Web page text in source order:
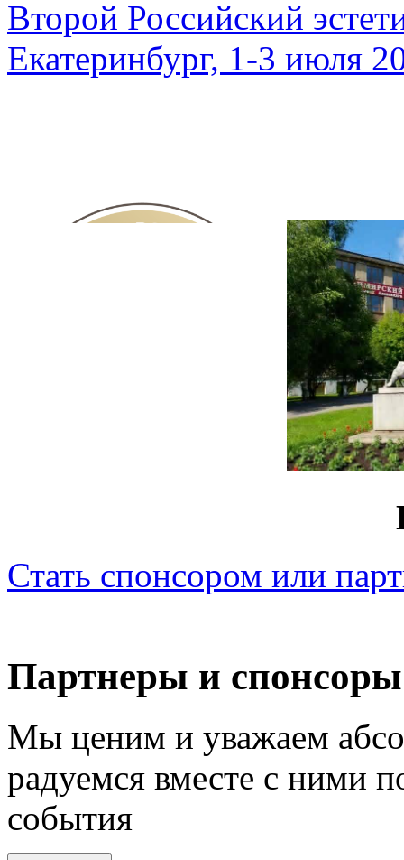
Второй Российский
Екатеринбург, 1-3 июля
Стать спонсором или
Партнеры и спонсоры
Мы ценим и уважаем
радуемся вместе с ними
события